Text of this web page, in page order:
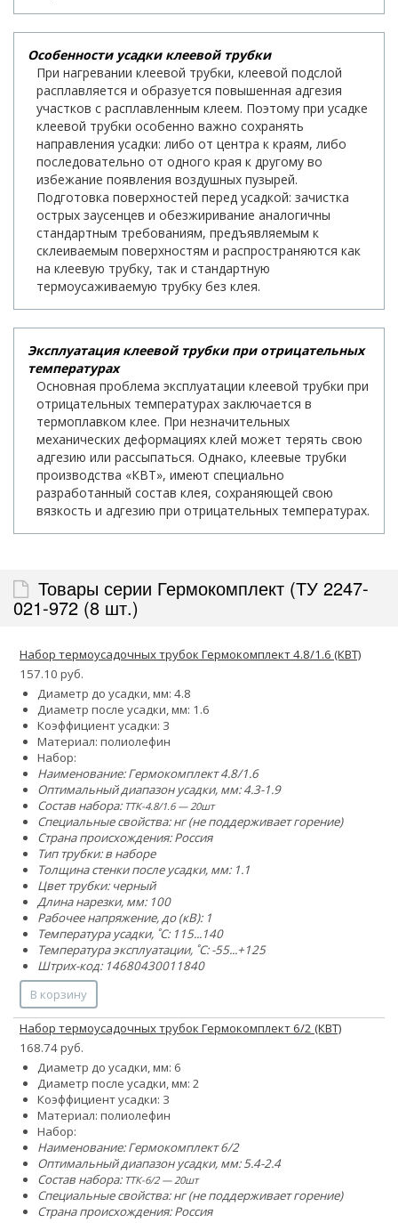
Особенности усадки клеевой трубки
При нагревании клеевой трубки, клеевой подслой
расплавляется и образуется повышенная адгезия
участков с расплавленным клеем. Поэтому при усадке
клеевой трубки особенно важно сохранять
направления усадки: либо от центра к краям, либо
последовательно от одного края к другому во
избежание появления воздушных пузырей.
Подготовка поверхностей перед усадкой: зачистка
острых заусенцев и обезжиривание аналогичны
стандартным требованиям, предъявляемым к
склеиваемым поверхностям и распространяются как
на клеевую трубку, так и стандартную
термоусаживаемую трубку без клея.
Эксплуатация клеевой трубки при отрицательных
температурах
Основная проблема эксплуатации клеевой трубки при
отрицательных температурах заключается в
термоплавком клее. При незначительных
механических деформациях клей может терять свою
адгезию или рассыпаться. Однако, клеевые трубки
производства «КВТ», имеют специально
разработанный состав клея, сохраняющей свою
вязкость и адгезию при отрицательных температурах.
Товары серии Гермокомплект (ТУ 2247-
021-972 (8 шт.)
Набор термоусадочных трубок Гермокомплект 4.8/1.6 (КВТ)
157.10 руб.
Диаметр до усадки, мм: 4.8
Диаметр после усадки, мм: 1.6
Коэффициент усадки: 3
Материал: полиолефин
Набор:
Наименование: Гермокомплект 4.8/1.6
Оптимальный диапазон усадки, мм: 4.3-1.9
Состав набора: ТТК-4.8/1.6 — 20шт
Специальные свойства: нг (не поддерживает горение)
Страна происхождения: Россия
Тип трубки: в наборе
Толщина стенки после усадки, мм: 1.1
Цвет трубки: черный
Длина нарезки, мм: 100
Рабочее напряжение, до (кВ): 1
Температура усадки, ˚С: 115...140
Температура эксплуатации, ˚С: -55...+125
Штрих-код: 14680430011840
В корзину
Набор термоусадочных трубок Гермокомплект 6/2 (КВТ)
168.74 руб.
Диаметр до усадки, мм: 6
Диаметр после усадки, мм: 2
Коэффициент усадки: 3
Материал: полиолефин
Набор:
Наименование: Гермокомплект 6/2
Оптимальный диапазон усадки, мм: 5.4-2.4
Состав набора: ТТК-6/2 — 20шт
Специальные свойства: нг (не поддерживает горение)
Страна происхождения: Россия